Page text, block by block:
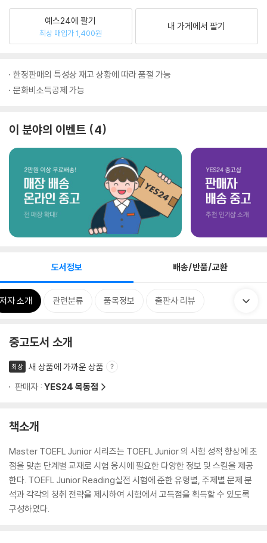
예스24에 팔기
최상 매입가 1,400원
내 가게에서 팔기
한정판매의 특성상 재고 상황에 따라 품절 가능
문화비소득공제 가능
이 분야의 이벤트 4
도서정보 배송/반품/교환
저자 소개 관련분류 품목정보 출판사 리뷰
중고도서 소개
최상
새 상품에 가까운 상품
판매자 : YES24 목동점
책소개
Master TOEFL Junior 시리즈는 TOEFL Junior 의 시험 성적 향상에 초
점을 맞춘 단계별 교재로 시험 응시에 필요한 다양한 정보 및 스킬을 제공
한다. TOEFL Junior Reading실전 시험에 준한 유형별, 주제별 문제 분
석과 각각의 청취 전략을 제시하여 시험에서 고득점을 획득할 수 있도록
구성하였다.